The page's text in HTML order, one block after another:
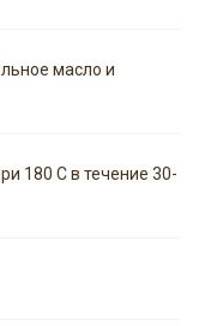
масло и
180 С в течение 30-